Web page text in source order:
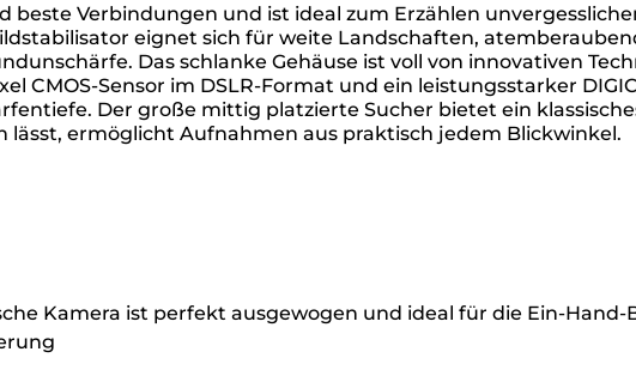
beste Verbindungen und ist ideal zum Erzählen
eignet sich für weite Landschaften,
Das schlanke Gehäuse ist voll von innovativen
CMOS-Sensor im DSLR-Format und ein leistungsstarker
Der große mittig platzierte Sucher bietet ein
lässt, ermöglicht Aufnahmen aus praktisch jedem Blickwinkel.
Kamera ist perfekt ausgewogen und ideal für die Ein-